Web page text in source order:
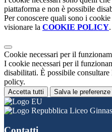
piattaforma e non è possibile
Per conoscere quali sono i
visionare la COOKIE POLICY.
Cookie necessari per il
I cookie necessari per il
disabilitati. È possibile
policy.
Accetta tutti Salva le preferenze
Liceo